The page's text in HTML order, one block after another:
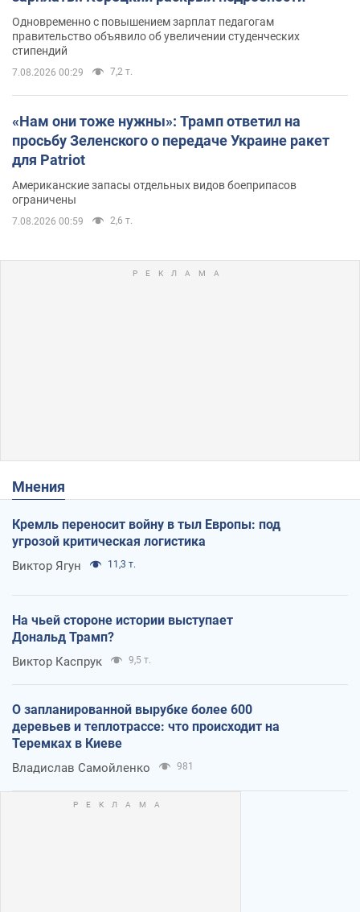
Одновременно с повышением зарплат педагогам
правительство объявило об увеличении студенческих
стипендий
7.08.2026 00:29 7,2 т.
«Нам они тоже нужны»: Трамп ответил на
просьбу Зеленского о передаче Украине ракет
для Patriot
Американские запасы отдельных видов боеприпасов
ограничены
7.08.2026 00:59 2,6 т.
Мнения
Кремль переносит войну в тыл Европы: под
угрозой критическая логистика
Виктор Ягун 11,3 т.
На чьей стороне истории выступает
Дональд Трамп?
Виктор Каспрук 9,5 т.
О запланированной вырубке более 600
деревьев и теплотрассе: что происходит на
Теремках в Киеве
Владислав Самойленко 981